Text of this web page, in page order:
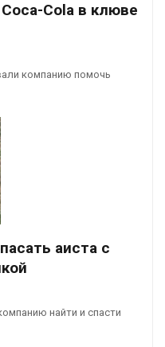
Cola в клюве
компанию помочь
аиста с
найти и спасти